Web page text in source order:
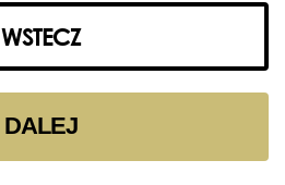
WSTECZ
DALEJ